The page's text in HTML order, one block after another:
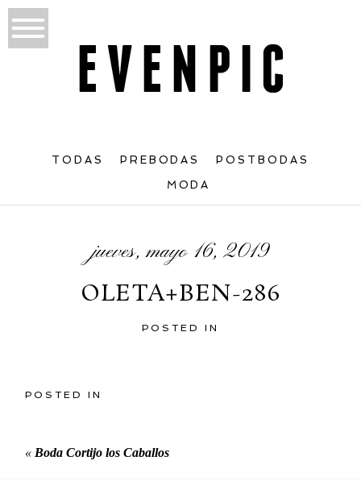
TODAS PREBODAS POSTBODAS
MODA
jueves, mayo 16, 2019
OLETA+BEN-286
POSTED IN
POSTED IN
« Boda Cortijo los Caballos